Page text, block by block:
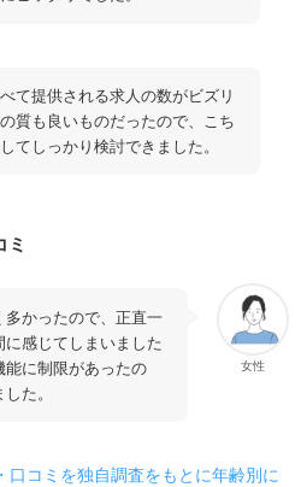
て提供される求人の数がビズリ
質も良いものだったので、こち
てしっかり検討できました。
ミ
女性
多かったので、正直一
感じてしまいました
能に制限があったの
た。
口コミを独自調査をもとに年齢別に